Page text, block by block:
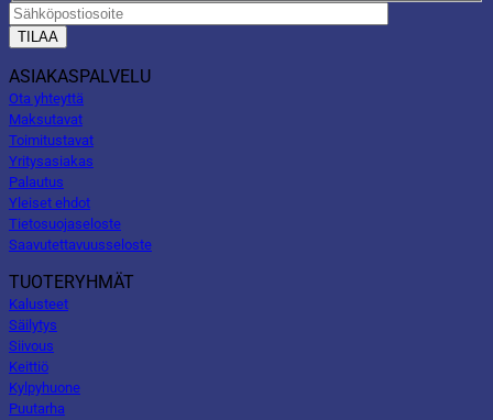
ASIAKASPALVELU
Ota yhteyttä
Maksutavat
Toimitustavat
Yritysasiakas
Palautus
Yleiset ehdot
Tietosuojaseloste
Saavutettavuusseloste
TUOTERYHMÄT
Kalusteet
Säilytys
Siivous
Keittiö
Kylpyhuone
Puutarha